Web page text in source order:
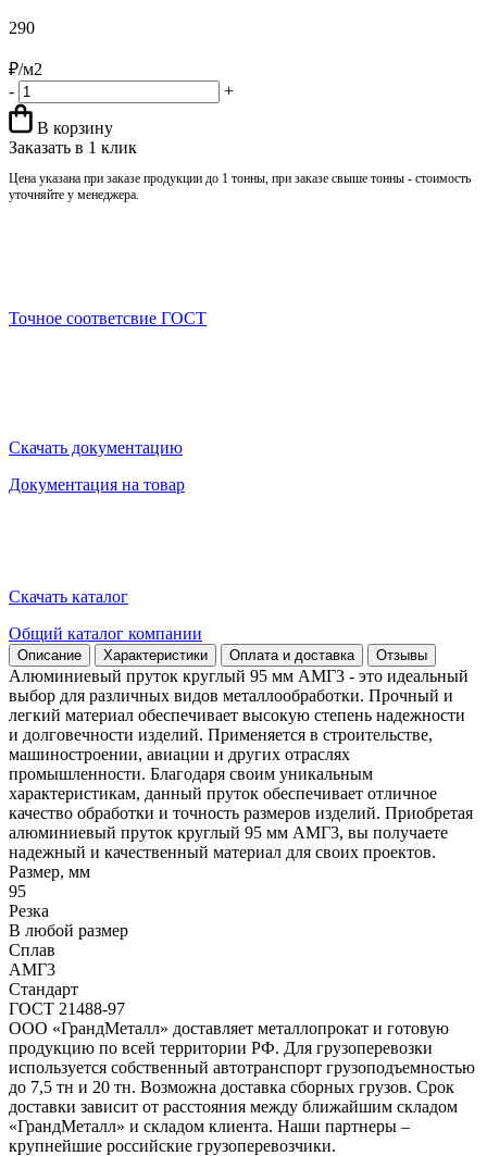
290
₽/м2
-
+
В корзину
Заказать в 1 клик
Цена указана при заказе продукции до 1 тонны, при заказе свыше тонны - стоимость
уточняйте у менеджера.
Точное соответсвие ГОСТ
Скачать документацию
Документация на товар
Скачать каталог
Общий каталог компании
Описание Характеристики Оплата и доставка Отзывы
Алюминиевый пруток круглый 95 мм АМГ3 - это идеальный
выбор для различных видов металлообработки. Прочный и
легкий материал обеспечивает высокую степень надежности
и долговечности изделий. Применяется в строительстве,
машиностроении, авиации и других отраслях
промышленности. Благодаря своим уникальным
характеристикам, данный пруток обеспечивает отличное
качество обработки и точность размеров изделий. Приобретая
алюминиевый пруток круглый 95 мм АМГ3, вы получаете
надежный и качественный материал для своих проектов.
Размер, мм
95
Резка
В любой размер
Сплав
АМГ3
Стандарт
ГОСТ 21488-97
ООО «ГрандМеталл» доставляет металлопрокат и готовую
продукцию по всей территории РФ. Для грузоперевозки
используется собственный автотранспорт грузоподъемностью
до 7,5 тн и 20 тн. Возможна доставка сборных грузов. Срок
доставки зависит от расстояния между ближайшим складом
«ГрандМеталл» и складом клиента. Наши партнеры –
крупнейшие российские грузоперевозчики.